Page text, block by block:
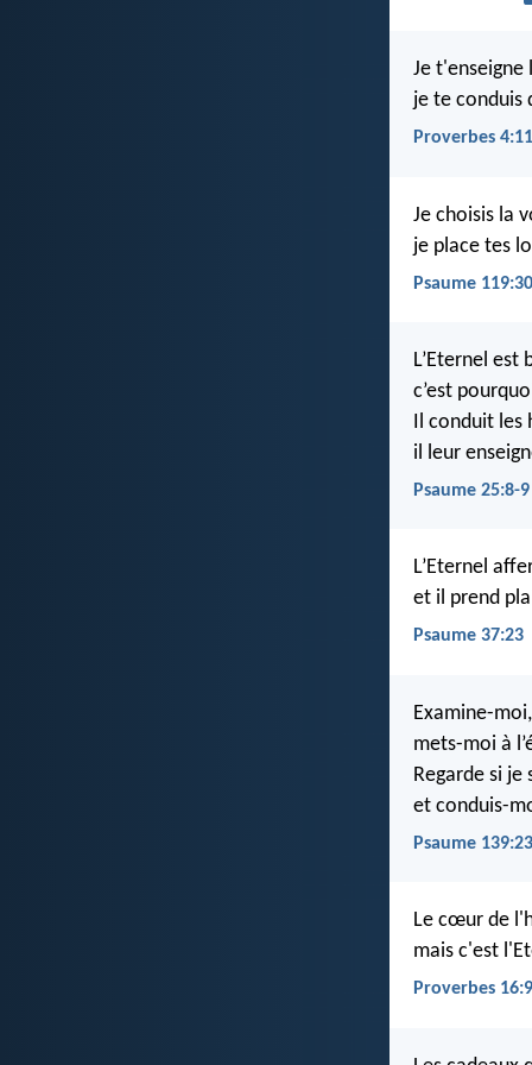
Je t'enseigne
je te conduis
Proverbes 4:11
Je choisis la
je place tes
Psaume 119:30
L’Eternel est
c’est
Il conduit les
il leur
Psaume 25:8-9
L’Eternel
et il prend
Psaume 37:23
Examine-
mets-moi à
Regarde si je
et conduis-
Psaume
Le cœur de
mais c'est
Proverbes 16:9